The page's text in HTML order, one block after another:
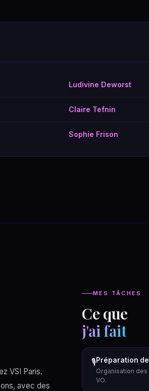
Ludivine Deworst
Claire Tefnin
Sophie Frison
VSI Paris.
avec des
MES TÂCHES
Ce que
j'ai fait
🎙Préparation
Organisation
VO.